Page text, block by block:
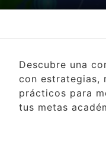
Descubre una
con estrategias,
prácticos para
tus metas